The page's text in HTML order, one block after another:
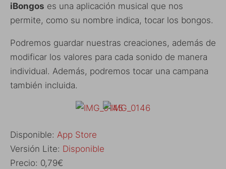
iBongos es una aplicación musical que nos
permite, como su nombre indica, tocar los bongos.
Podremos guardar nuestras creaciones, además de
modificar los valores para cada sonido de manera
individual. Además, podremos tocar una campana
también incluida.
Disponible: App Store
Versión Lite: Disponible
Precio: 0,79€